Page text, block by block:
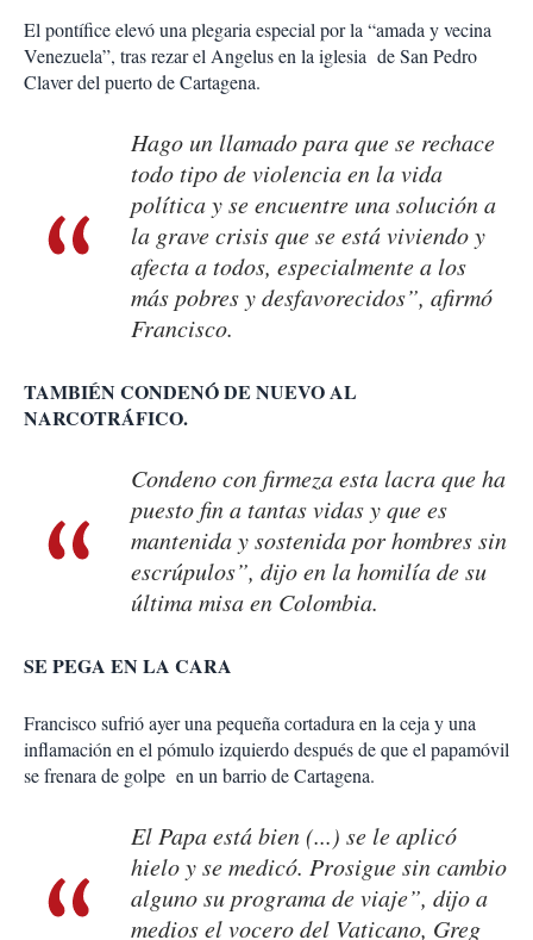
El pontífice elevó una plegaria especial por la “amada y vecina
Venezuela”, tras rezar el Angelus en la iglesia de San Pedro
Claver del puerto de Cartagena.
Hago un llamado para que se rechace
todo tipo de violencia en la vida
política y se encuentre una solución a
la grave crisis que se está viviendo y
afecta a todos, especialmente a los
más pobres y desfavorecidos”, afirmó
Francisco.
TAMBIÉN CONDENÓ DE NUEVO AL
NARCOTRÁFICO.
Condeno con firmeza esta lacra que ha
puesto fin a tantas vidas y que es
mantenida y sostenida por hombres sin
escrúpulos”, dijo en la homilía de su
última misa en Colombia.
SE PEGA EN LA CARA
Francisco sufrió ayer una pequeña cortadura en la ceja y una
inflamación en el pómulo izquierdo después de que el papamóvil
se frenara de golpe en un barrio de Cartagena.
El Papa está bien (...) se le aplicó
hielo y se medicó. Prosigue sin cambio
alguno su programa de viaje”, dijo a
medios el vocero del Vaticano, Greg